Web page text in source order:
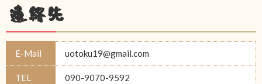
連絡先
E-Mail uotoku19@gmail.com
TEL 090-9070-9592